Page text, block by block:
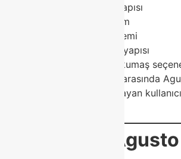
Ergonomik oturum yapısı
Modern ve şık tasarım
Dayanıklı iskelet sistemi
Uzun ömürlü sünger yapısı
Kolay temizlenebilir kumaş
Modoko koltuk modelleri arasında
estetik hem de rahatlık arayan
Modoko’da